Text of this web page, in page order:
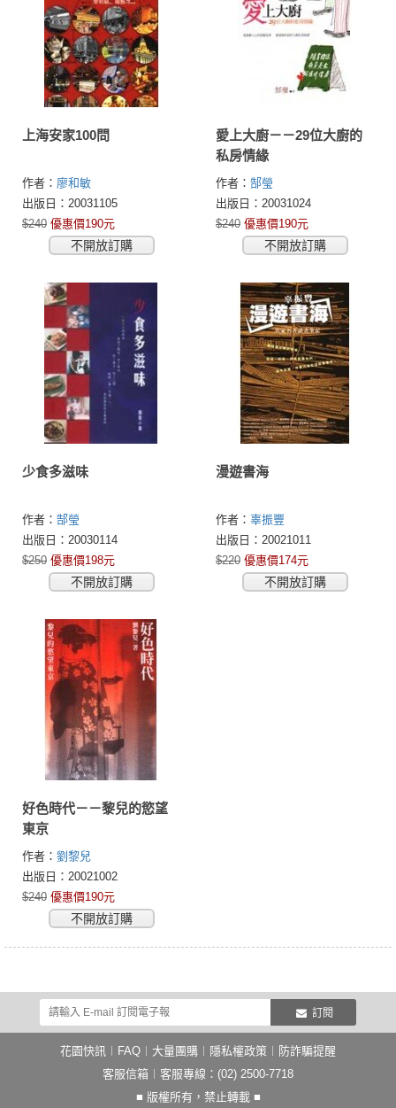
上海安家100問
作者： 廖和敏
出版日：20031105
$240 優惠價190元
不開放訂購
愛上大廚－－29位大廚的
私房情緣
作者： 郜瑩
出版日：20031024
$240 優惠價190元
不開放訂購
少食多滋味
作者： 郜瑩
出版日：20030114
$250 優惠價198元
不開放訂購
漫遊書海
作者： 辜振豐
出版日：20021011
$220 優惠價174元
不開放訂購
好色時代－－黎兒的慾望
東京
作者： 劉黎兒
出版日：20021002
$240 優惠價190元
不開放訂購
訂閱
花園快訊 FAQ 大量團購 隱私權政策
防詐騙提醒
客服信箱 ︱客服專線：(02) 2500-7718
■ 版權所有，禁止轉載 ■